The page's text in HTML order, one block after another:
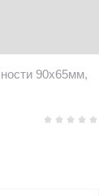
90х65мм,